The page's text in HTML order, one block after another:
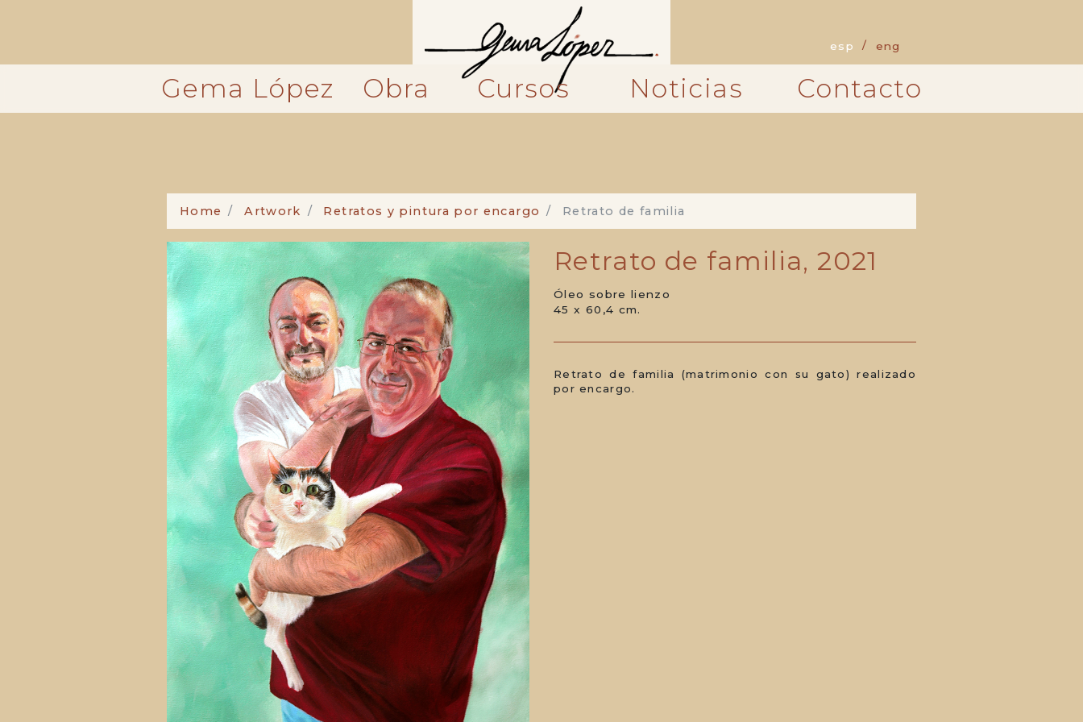
esp eng
Gema López Obra Cursos Noticias Contacto
Home Artwork Retratos y pintura por encargo Retrato de familia
Retrato de familia, 2021
Óleo sobre lienzo
45 x 60,4 cm.
Retrato de familia (matrimonio con su gato) realizado
por encargo.